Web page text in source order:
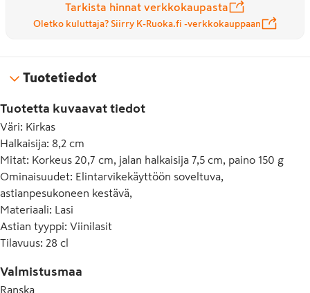
Tarkista hinnat verkkokaupasta
Oletko kuluttaja? Siirry K-Ruoka.fi -verkkokauppaan
Tuotetiedot
Tuotetta kuvaavat tiedot
Väri: Kirkas
Halkaisija: 8,2 cm
Mitat: Korkeus 20,7 cm, jalan halkaisija 7,5 cm, paino 150 g
Ominaisuudet: Elintarvikekäyttöön soveltuva,
astianpesukoneen kestävä,
Materiaali: Lasi
Astian tyyppi: Viinilasit
Tilavuus: 28 cl
Valmistusmaa
Ranska